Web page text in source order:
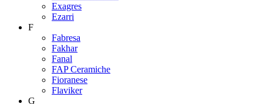
Exagres
Ezarri
F
Fabresa
Fakhar
Fanal
FAP Ceramiche
Fioranese
Flaviker
G